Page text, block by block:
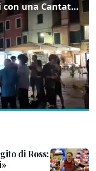
Venezia omaggia Guccini con una Cantata Anarchica in campo Santa Margherita
di Ross: